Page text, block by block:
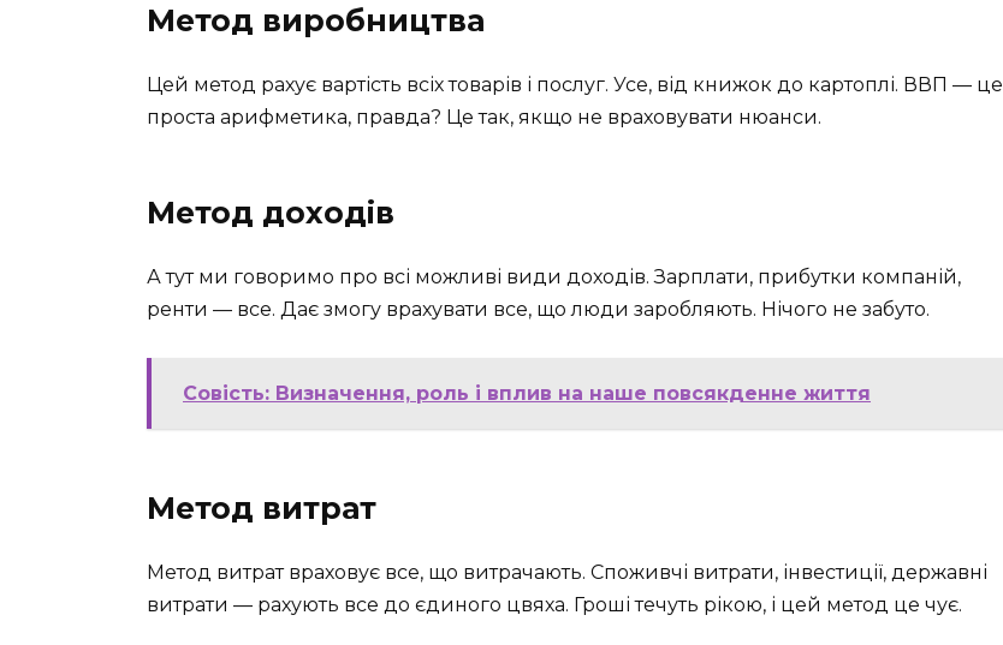
Метод виробництва
Цей метод рахує вартість всіх товарів і послуг. Усе, від книжок до картоплі. ВВП — це
проста арифметика, правда? Це так, якщо не враховувати нюанси.
Метод доходів
А тут ми говоримо про всі можливі види доходів. Зарплати, прибутки компаній,
ренти — все. Дає змогу врахувати все, що люди заробляють. Нічого не забуто.
Совість: Визначення, роль і вплив на наше повсякденне життя
Метод витрат
Метод витрат враховує все, що витрачають. Споживчі витрати, інвестиції, державні
витрати — рахують все до єдиного цвяха. Гроші течуть рікою, і цей метод це чує.